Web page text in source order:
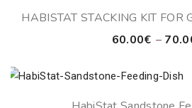
HABISTAT STACKING KIT FOR
60.00€ –